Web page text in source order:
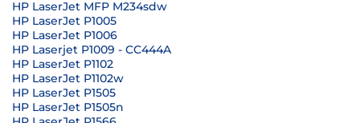
HP LaserJet MFP M234sdw
HP LaserJet P1005
HP LaserJet P1006
HP Laserjet P1009 - CC444A
HP LaserJet P1102
HP LaserJet P1102w
HP LaserJet P1505
HP LaserJet P1505n